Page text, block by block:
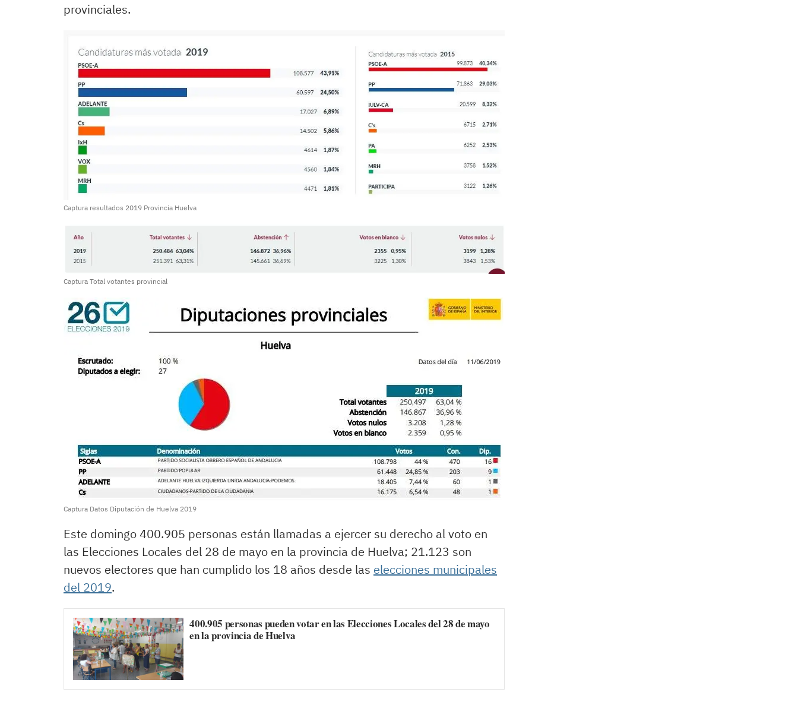
provinciales.
Captura resultados 2019 Provincia Huelva
Captura Total votantes provincial
Captura Datos Diputación de Huelva 2019
Este domingo 400.905 personas están llamadas a ejercer su derecho al voto en
las Elecciones Locales del 28 de mayo en la provincia de Huelva; 21.123 son
nuevos electores que han cumplido los 18 años desde las elecciones municipales
del 2019.
400.905 personas pueden votar en las Elecciones Locales del 28 de mayo
en la provincia de Huelva